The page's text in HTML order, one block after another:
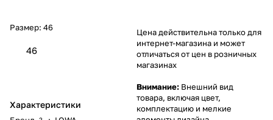
Размер: 46
46
Характеристики
Цена действительна только для
интернет-магазина и может
отличаться от цен в розничных
магазинах
Внимание: Внешний вид
товара, включая цвет,
комплектацию и мелкие